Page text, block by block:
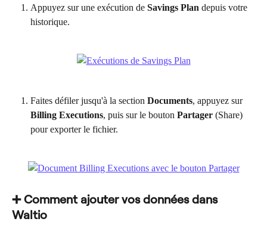
Appuyez sur une exécution de Savings Plan depuis votre
historique.
Faites défiler jusqu'à la section Documents, appuyez sur
Billing Executions, puis sur le bouton Partager (Share)
pour exporter le fichier.
➕ Comment ajouter vos données dans
Waltio